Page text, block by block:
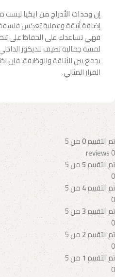
إنوحدات الأدراج من ايكياليست
إضافة أنيقة وعملية تعكس فلسفة
فهي تساعدك على الحفاظ على
لمسة جمالية تضيف للديكور
يجمع بين الأناقة والوظيفة، فإن
القرار المثالي.
تم التقييم0من 5
0 reviews
تم التقييم5من 5
0
تم التقييم4من 5
0
تم التقييم3من 5
0
تم التقييم2من 5
0
تم التقييم1من 5
0